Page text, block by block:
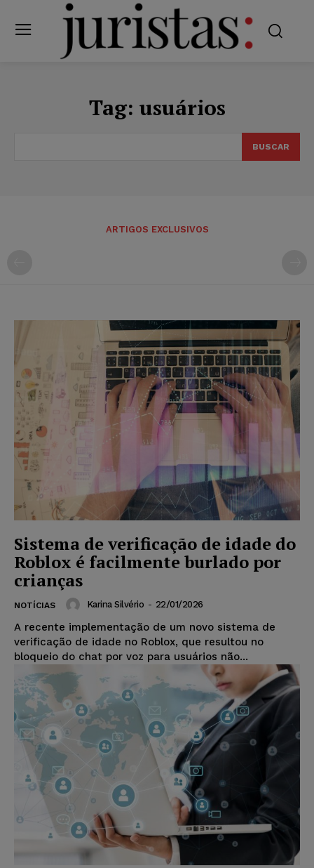
Tag: usuários
BUSCAR
ARTIGOS EXCLUSIVOS
Sistema de verificação de idade do
Roblox é facilmente burlado por
crianças
NOTÍCIAS Karina Silvério - 22/01/2026
A recente implementação de um novo sistema de
verificação de idade no Roblox, que resultou no
bloqueio do chat por voz para usuários não...